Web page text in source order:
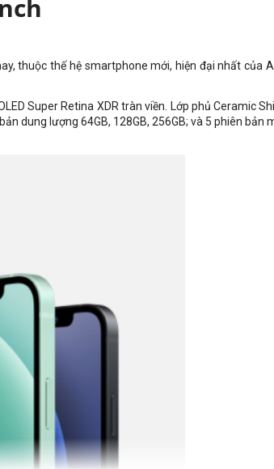
thuộc thế hệ smartphone mới, hiện đại nhất của
Super Retina XDR tràn viền. Lớp phủ Ceramic
dung lượng 64GB, 128GB, 256GB; và 5 phiên bản